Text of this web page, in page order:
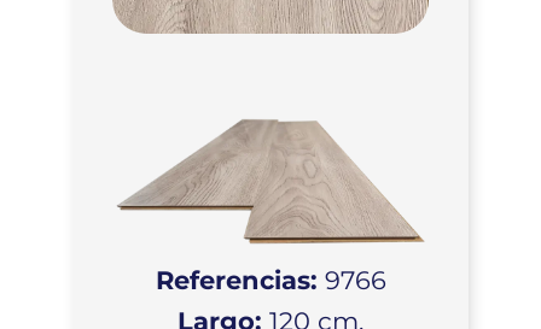
Referencias: 9766
Largo: 120 cm.